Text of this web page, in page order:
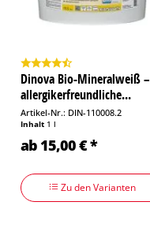
Dinova Bio-Mineralweiß –
allergikerfreundliche...
Artikel-Nr.: DIN-110008.2
Inhalt 1 l
ab 15,00 € *
Zu den Varianten